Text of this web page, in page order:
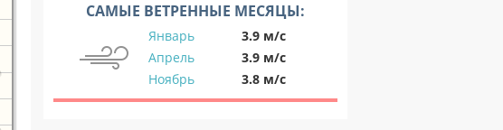
САМЫЕ ВЕТРЕННЫЕ МЕСЯЦЫ:
Январь
3.9 м/с
Апрель
3.9 м/с
Ноябрь
3.8 м/с